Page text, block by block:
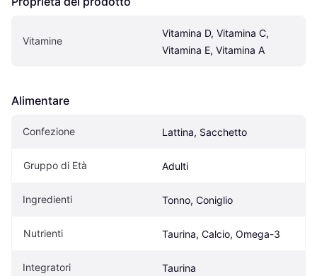
Vitamine
Vitamina D, Vitamina C,
Vitamina E, Vitamina A
Alimentare
Confezione Lattina, Sacchetto
Gruppo di Età Adulti
Ingredienti Tonno, Coniglio
Nutrienti Taurina, Calcio, Omega-3
Integratori Taurina